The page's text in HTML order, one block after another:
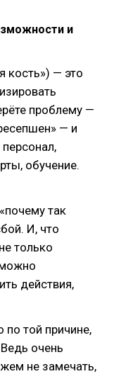
и
— это
проблему —
— и
обучение.
так
И, что
только
действия,
той причине,
очень
не замечать,